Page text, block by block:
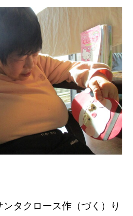
ンタクロース作（づく）り